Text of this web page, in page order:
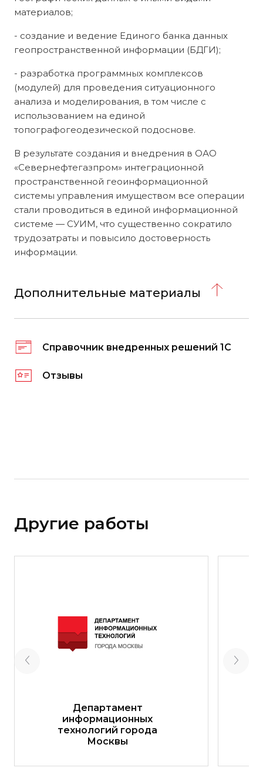
материалов;
- создание и ведение Единого банка данных
геопространственной информации (БДГИ);
- разработка программных комплексов
(модулей) для проведения ситуационного
анализа и моделирования, в том числе с
использованием на единой
топографогеодезической подоснове.
В результате создания и внедрения в ОАО
«Севернефтегазпром» интеграционной
пространственной геоинформационной
системы управления имуществом все операции
стали проводиться в единой информационной
системе — СУИМ, что существенно сократило
трудозатраты и повысило достоверность
информации.
Дополнительные материалы
Справочник внедренных решений 1С
Отзывы
Другие работы
Департамент
информационных
технологий города
Москвы